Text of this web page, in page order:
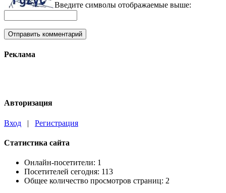
Введите символы отображаемые выше:
Реклама
Авторизация
Вход | Регистрация
Статистика сайта
Онлайн-посетители: 1
Посетителей сегодня: 113
Общее количество просмотров страниц: 2